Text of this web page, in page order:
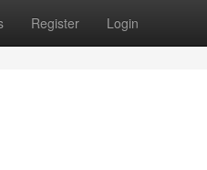
Register Login